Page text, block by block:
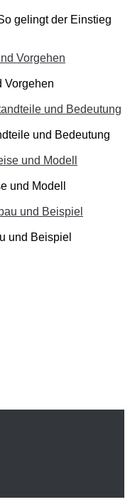
gelingt der Einstieg
Vorgehen
und Bedeutung
und Modell
und Beispiel